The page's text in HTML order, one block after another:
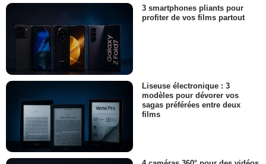
3 smartphones pliants pour
profiter de vos films partout
Liseuse électronique : 3
modèles pour dévorer vos
sagas préférées entre deux
films